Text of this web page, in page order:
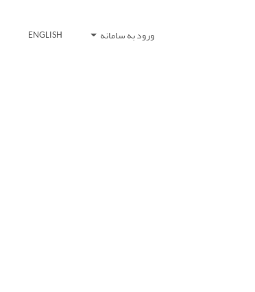
ورود به سامانه ENGLISH